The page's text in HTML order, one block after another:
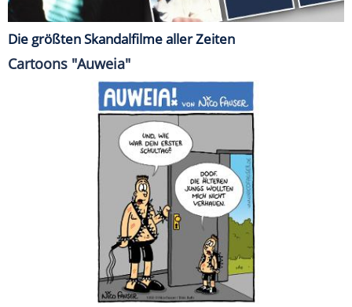
Die größten Skandalfilme aller Zeiten
Cartoons "Auweia"